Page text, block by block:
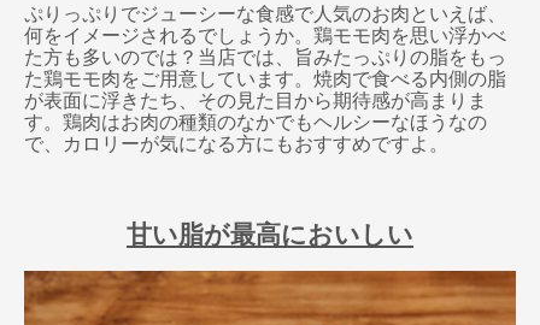
ぷりっぷりでジューシーな食感で人気のお肉といえば、
何をイメージされるでしょうか。鶏モモ肉を思い浮かべ
た方も多いのでは？当店では、旨みたっぷりの脂をもっ
た鶏モモ肉をご用意しています。焼肉で食べる内側の脂
が表面に浮きたち、その見た目から期待感が高まりま
す。鶏肉はお肉の種類のなかでもヘルシーなほうなの
で、カロリーが気になる方にもおすすめですよ。
甘い脂が最高においしい